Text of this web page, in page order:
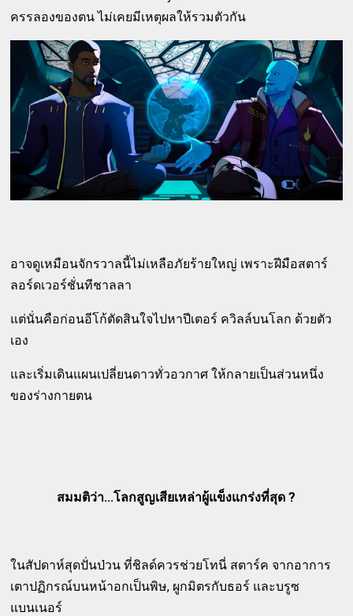
ครรลองของตน ไม่เคยมีเหตุผลให้รวมตัวกัน
อาจดูเหมือนจักรวาลนี้ไม่เหลือภัยร้ายใหญ่ เพราะฝีมือสตาร์
ลอร์ดเวอร์ชั่นทีชาลลา
แต่นั่นคือก่อนอีโก้ตัดสินใจไปหาปีเตอร์ ควิลล์บนโลก ด้วยตัว
เอง
และเริ่มเดินแผนเปลี่ยนดาวทั่วอวกาศ ให้กลายเป็นส่วนหนึ่ง
ของร่างกายตน
สมมติว่า...โลกสูญเสียเหล่าผู้แข็งแกร่งที่สุด ?
ในสัปดาห์สุดปั่นป่วน ที่ชิลด์ควรช่วยโทนี่ สตาร์ค จากอาการ
เตาปฏิกรณ์บนหน้าอกเป็นพิษ, ผูกมิตรกับธอร์ และบรูซ
แบนเนอร์